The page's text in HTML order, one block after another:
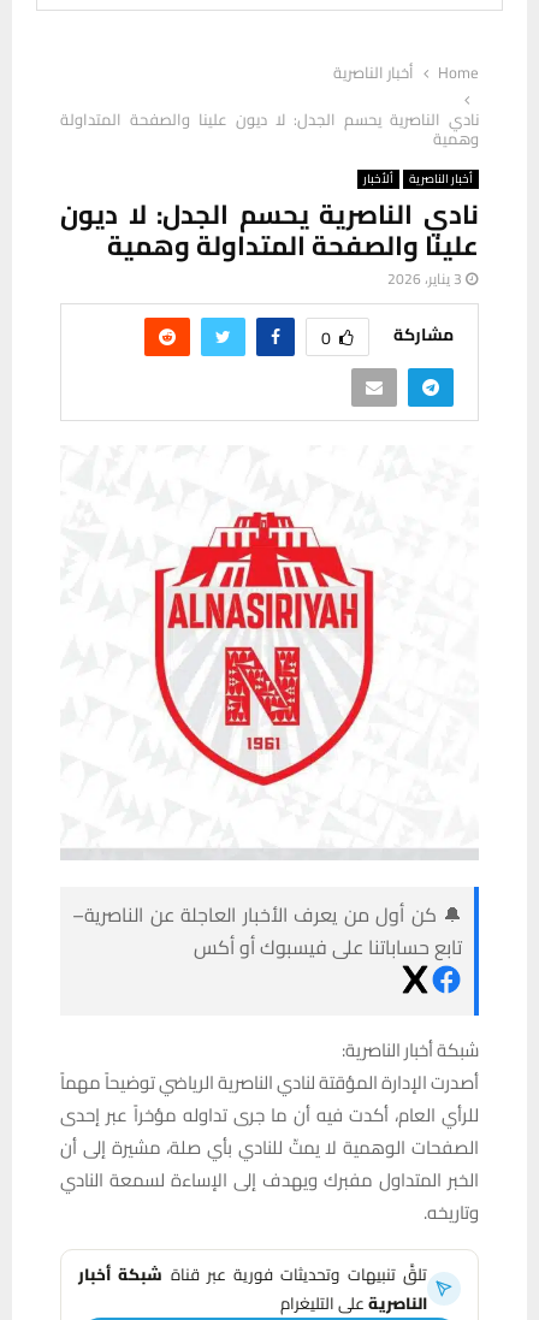
Home
أخبار الناصرية
نادي الناصرية يحسم الجدل: لا ديون علينا والصفحة المتداولة
وهمية
أخبار الناصرية ألأخبار
نادي الناصرية يحسم الجدل: لا ديون
علينا والصفحة المتداولة وهمية
3 يناير، 2026
مشاركة 0
🔔 كن أول من يعرف الأخبار العاجلة عن الناصرية–
تابع حساباتنا على فيسبوك أو أكس
شبكة أخبار الناصرية:
أصدرت الإدارة المؤقتة لنادي الناصرية الرياضي توضيحاً مهماً
للرأي العام، أكدت فيه أن ما جرى تداوله مؤخراً عبر إحدى
الصفحات الوهمية لا يمتّ للنادي بأي صلة، مشيرة إلى أن
الخبر المتداول مفبرك ويهدف إلى الإساءة لسمعة النادي
وتاريخه.
تلقَّ تنبيهات وتحديثات فورية عبر قناة شبكة أخبار
الناصريةعلى التليغرام